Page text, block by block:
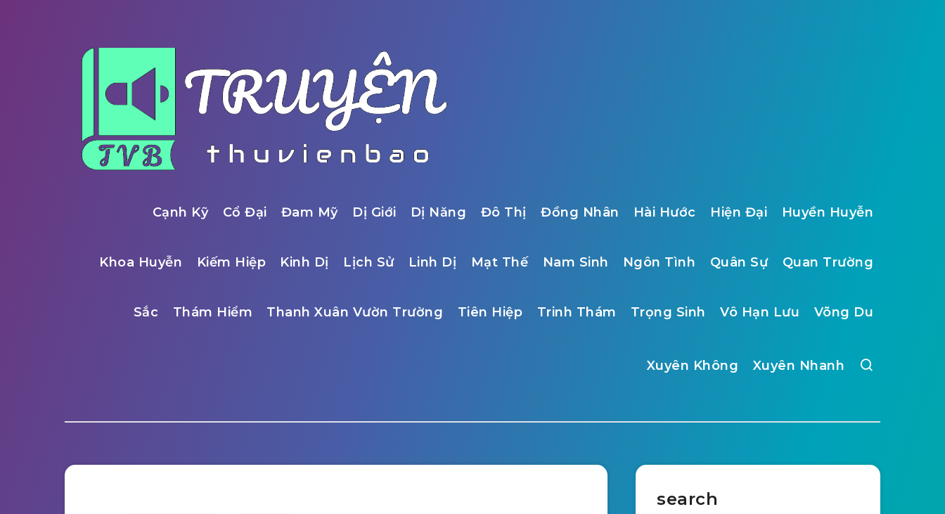
Cạnh Kỹ Cổ Đại Đam Mỹ Dị Giới Dị Năng Đô Thị Đồng Nhân Hài Hước Hiện Đại Huyền Huyễn
Khoa Huyễn Kiếm Hiệp Kinh Dị Lịch Sử Linh Dị Mạt Thế Nam Sinh Ngôn Tình Quân Sự Quan Trường
Sắc Thám Hiểm Thanh Xuân Vườn Trường Tiên Hiệp Trinh Thám Trọng Sinh Vô Hạn Lưu Võng Du
Xuyên Không Xuyên Nhanh
search